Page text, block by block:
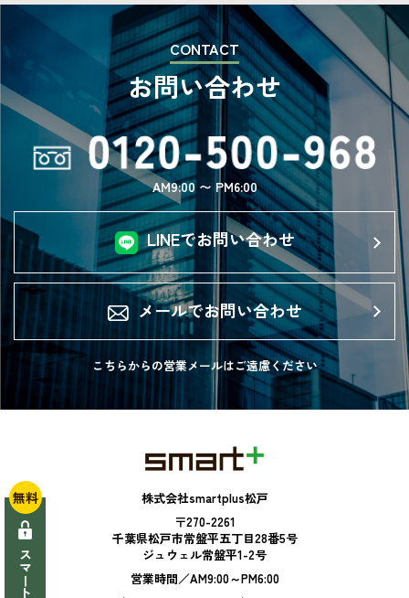
CONTACT
お問い合わせ
AM9:00 〜 PM6:00
LINEでお問い合わせ
メールでお問い合わせ
こちらからの営業メールはご遠慮ください
株式会社smartplus松戸
〒270-2261
千葉県松戸市常盤平五丁目28番5号
ジュウェル常盤平1-2号
営業時間／AM9:00～PM6:00
無料